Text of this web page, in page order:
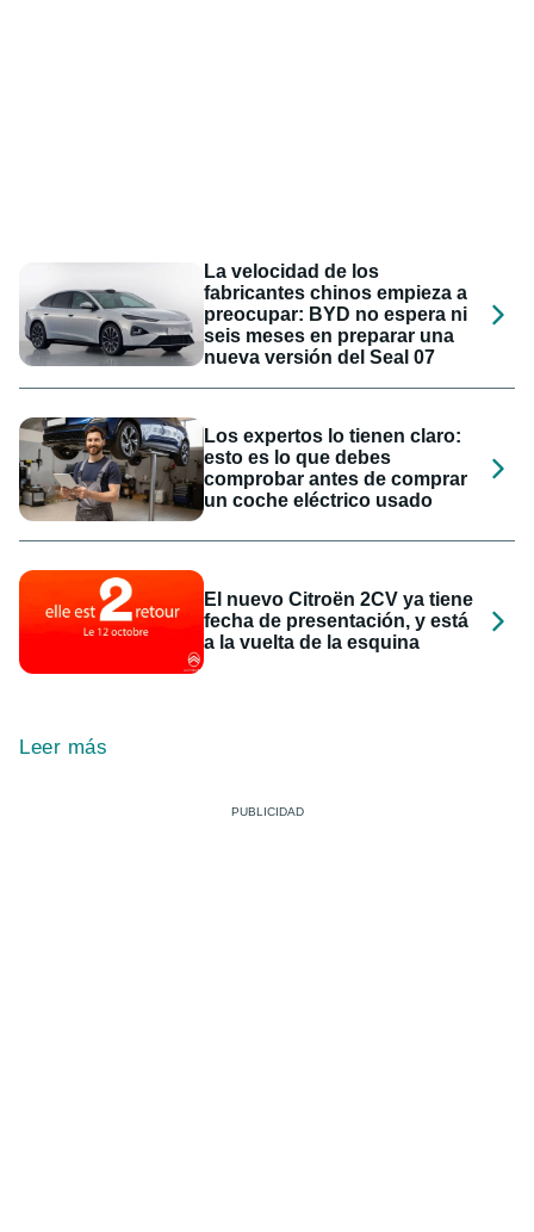
La velocidad de los
fabricantes chinos empieza a
preocupar: BYD no espera ni
seis meses en preparar una
nueva versión del Seal 07
Los expertos lo tienen claro:
esto es lo que debes
comprobar antes de comprar
un coche eléctrico usado
El nuevo Citroën 2CV ya tiene
fecha de presentación, y está
a la vuelta de la esquina
Leer más